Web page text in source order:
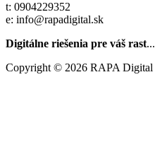
t: 0904229352
e: info@rapadigital.sk
Digitálne riešenia pre váš rast...
Copyright © 2026 RAPA Digital